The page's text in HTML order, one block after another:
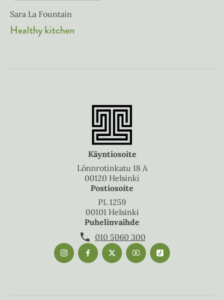
Sara La Fountain
Healthy kitchen
Käyntiosoite
Lönnrotinkatu 18 A
00120 Helsinki
Postiosoite
PL 1259
00101 Helsinki
Puhelinvaihde
010 5060 300